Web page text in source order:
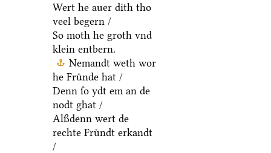
Wert he auer dith tho
veel begern /
So moth he groth vnd
klein entbern.
Nemandt weth wor
he Fruͤnde hat /
Denn ſo ydt em an de
nodt ghat /
Alßdenn wert de
rechte Fruͤndt erkandt
/